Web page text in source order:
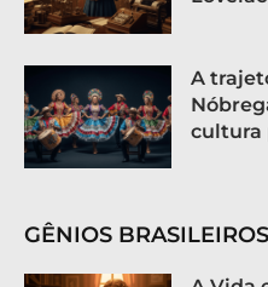
A
cultura
GÊNIOS BRASILEIROS